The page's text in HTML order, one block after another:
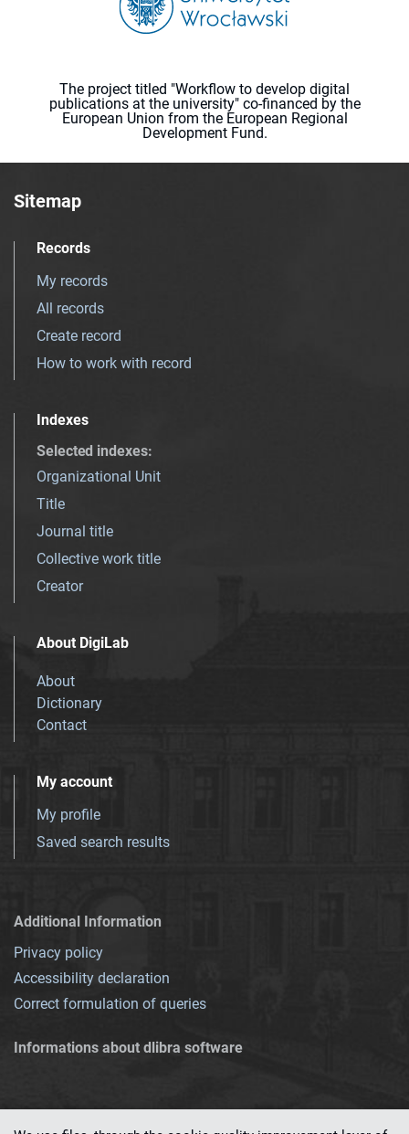
The project titled "Workflow to develop digital
publications at the university" co-financed by the
European Union from the European Regional
Development Fund.
Sitemap
Records
My records
All records
Create record
How to work with record
Indexes
Selected indexes:
Organizational Unit
Title
Journal title
Collective work title
Creator
About DigiLab
About
Dictionary
Contact
My account
My profile
Saved search results
Additional Information
Privacy policy
Accessibility declaration
Correct formulation of queries
Informations about dlibra software